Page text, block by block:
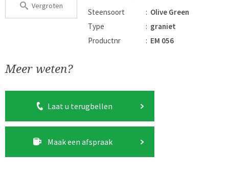
Vergroten
Steensoort : Olive Green
Type
: graniet
Productnr
: EM 056
Meer weten?
Laat u terugbellen
Maak een afspraak